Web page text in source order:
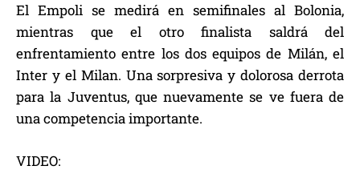
El Empoli se medirá en semifinales al Bolonia,
mientras que el otro finalista saldrá del
enfrentamiento entre los dos equipos de Milán, el
Inter y el Milan. Una sorpresiva y dolorosa derrota
para la Juventus, que nuevamente se ve fuera de
una competencia importante.
VIDEO: